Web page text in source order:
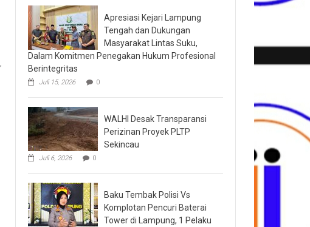
Apresiasi Kejari Lampung
Tengah dan Dukungan
Masyarakat Lintas Suku,
Dalam Komitmen Penegakan Hukum Profesional
Berintegritas
Juli 15, 2026 0
WALHI Desak Transparansi
Perizinan Proyek PLTP
Sekincau
Juli 6, 2026 0
Baku Tembak Polisi Vs
Komplotan Pencuri Baterai
Tower di Lampung, 1 Pelaku